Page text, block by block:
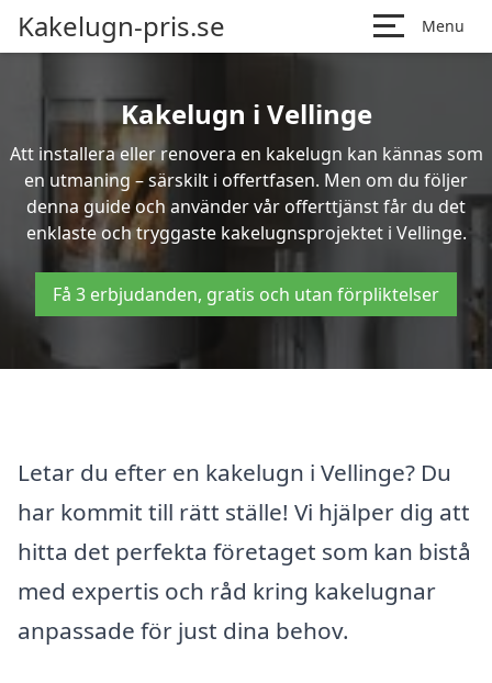
Kakelugn-pris.se Menu
Kakelugn i Vellinge
Att installera eller renovera en kakelugn kan kännas som
en utmaning – särskilt i offertfasen. Men om du följer
denna guide och använder vår offerttjänst får du det
enklaste och tryggaste kakelugnsprojektet i Vellinge.
Få 3 erbjudanden, gratis och utan förpliktelser
Letar du efter en kakelugn i Vellinge? Du
har kommit till rätt ställe! Vi hjälper dig att
hitta det perfekta företaget som kan bistå
med expertis och råd kring kakelugnar
anpassade för just dina behov.